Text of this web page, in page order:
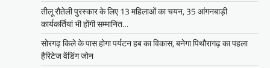
तीलू रौतेली पुरस्कार के लिए 13 महिलाओं का चयन, 35 आंगनबाड़ी
कार्यकर्तियां भी होंगी सम्मानित…
सोरगढ़ किले के पास होगा पर्यटन हब का विकास, बनेगा पिथौरागढ़ का पहला
हैरिटेज वेंडिंग जोन